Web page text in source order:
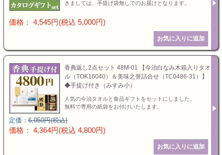
きましては、手提げ袋無しでのお届けとなります。
価格： 4,545円(税込 5,000円)
香典返し2点セット 48M-01 【今治白なみ木箱入りタオ
ル（TOK16040）＆美味之誉詰合せ（TC0486-31）】
◆手提げ付き（みすみ小）
人気の今治タオルと食品ギフトをセットにしました。
無料で専用の紙袋をお付けいたします。
定価： 6,050円(税込)
価格： 4,364円(税込 4,800円)